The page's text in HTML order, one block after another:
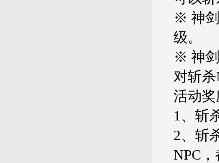
※ 神
级。
※ 神
对斩
活动
1、斩
2、斩
NPC